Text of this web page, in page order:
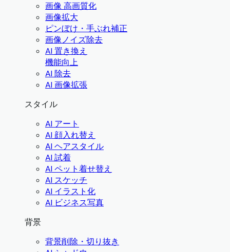
画像 高画質化
画像拡大
ピンぼけ・手ぶれ補正
画像ノイズ除去
AI 置き換え
機能向上
AI 除去
AI 画像拡張
スタイル
AI アート
AI 顔入れ替え
AI ヘアスタイル
AI 試着
AI ペット着せ替え
AI スケッチ
AI イラスト化
AI ビジネス写真
背景
背景削除・切り抜き